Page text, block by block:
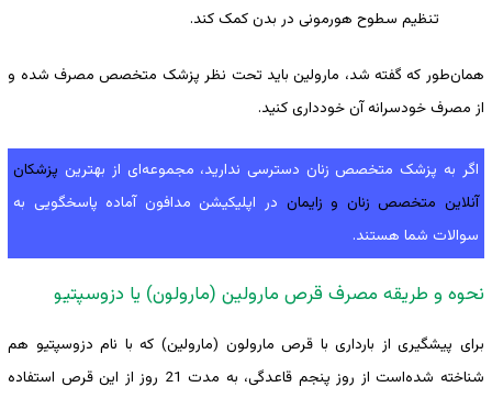
تنظیم سطوح هورمونی در بدن کمک کند.
همان‌طور که گفته شد، مارولین باید تحت نظر پزشک متخصص مصرف شده و
از مصرف خودسرانه آن خودداری کنید.
اگر به پزشک متخصص زنان دسترسی ندارید، مجموعه‌ای از بهترین پزشکان
آنلاین متخصص زنان و زایمان در اپلیکیشن مدافون آماده پاسخگویی به
سوالات شما هستند.
نحوه و طریقه مصرف قرص مارولین (مارولون) یا دزوسپتیو
برای پیشگیری از بارداری با قرص مارولون (مارولین) که با نام دزوسپتیو هم
شناخته ‌شده‌است از روز پنجم قاعدگی، به مدت 21 روز از این قرص استفاده